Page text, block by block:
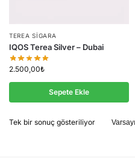
TEREA SIGARA
IQOS Terea Silver – Dubai
2.500,00₺
Sepete Ekle
Tek bir sonuç gösteriliyor